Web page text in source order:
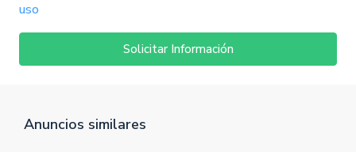
uso
Solicitar Información
Anuncios similares